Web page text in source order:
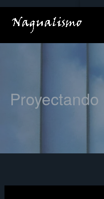
Ir